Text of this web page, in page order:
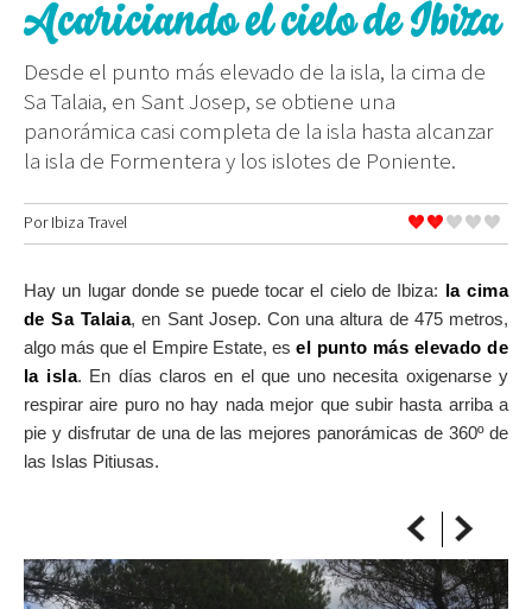
DISFRUTA IBIZA
Propuestas para todos los gustos
AGENDA
Cada día algo nuevo
ORGANIZA TU VIAJE
Datos prácticos antes de visitarnos
SOBRE EL MAPA
Llega siempre a tu destino
Acariciando el cielo de Ibiza
Desde el punto más elevado de la isla, la cima de
Sa Talaia, en Sant Josep, se obtiene una
panorámica casi completa de la isla hasta alcanzar
la isla de Formentera y los islotes de Poniente.
PorIbiza Travel
Hay un lugar donde se puede tocar el cielo de Ibiza: la cima
de Sa Talaia, en Sant Josep. Con una altura de 475 metros,
algo más que el Empire Estate, esel punto más elevado de
la isla. En días claros en el que uno necesita oxigenarse y
respirar aire puro no hay nada mejor que subir hasta arriba a
pie y disfrutar de una de las mejores panorámicas de 360º de
las Islas Pitiusas.